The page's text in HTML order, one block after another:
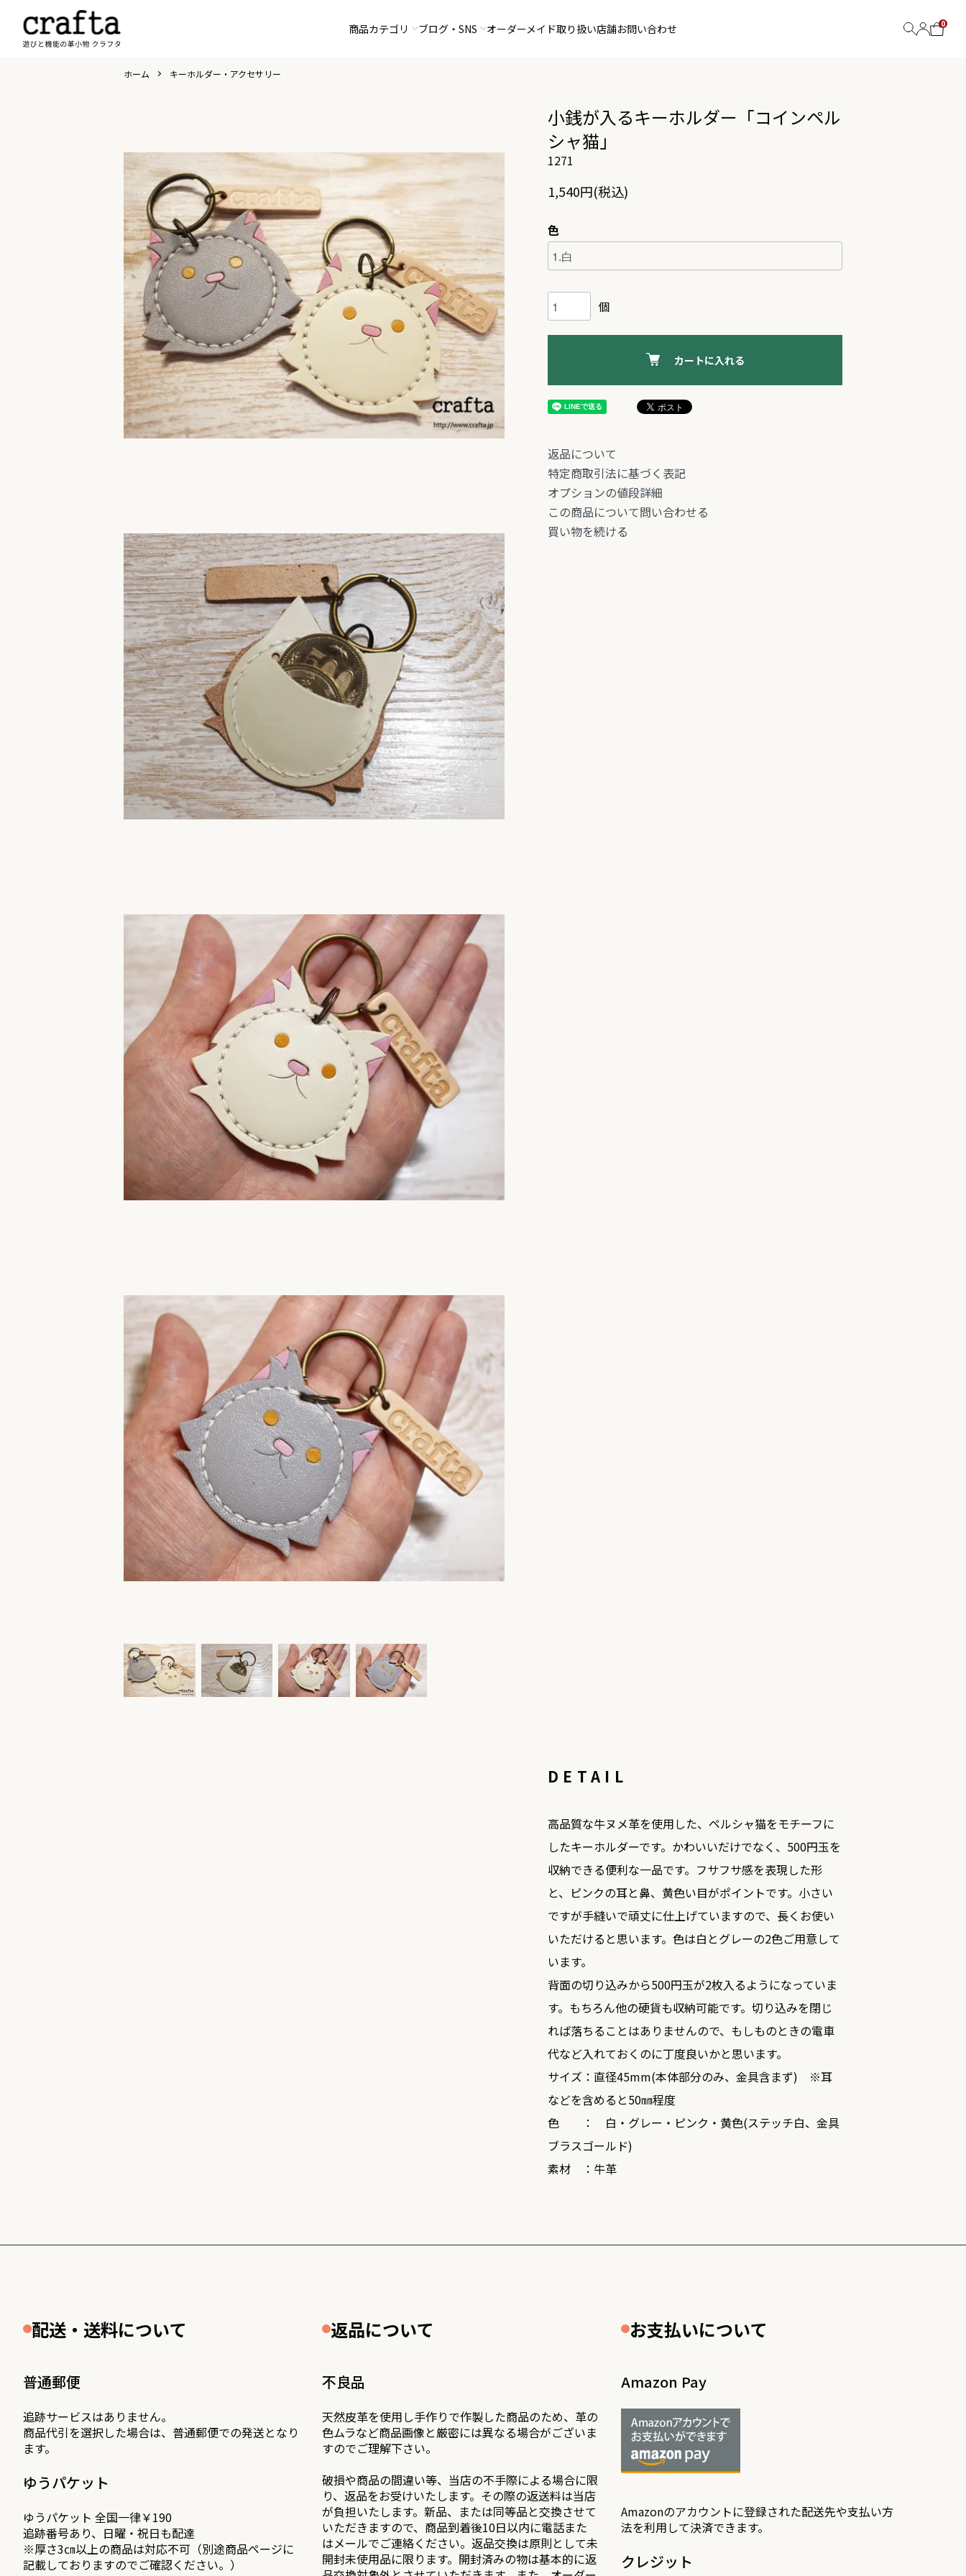
商品カテゴリ ブログ・SNS オーダーメイド取り扱い店舗お問い合わせ 0
ホーム キーホルダー・アクセサリー
小銭が入るキーホルダー「コインペル
シャ猫」
1271
1,540円(税込)
色
個
カートに入れる
返品について
特定商取引法に基づく表記
オプションの値段詳細
この商品について問い合わせる
買い物を続ける
DETAIL
高品質な牛ヌメ革を使用した、ペルシャ猫をモチーフに
したキーホルダーです。かわいいだけでなく、500円玉を
収納できる便利な一品です。フサフサ感を表現した形
と、ピンクの耳と鼻、黄色い目がポイントです。小さい
ですが手縫いで頑丈に仕上げていますので、長くお使い
いただけると思います。色は白とグレーの2色ご用意して
います。
背面の切り込みから500円玉が2枚入るようになっていま
す。もちろん他の硬貨も収納可能です。切り込みを閉じ
れば落ちることはありませんので、もしものときの電車
代など入れておくのに丁度良いかと思います。
サイズ：直径45mm(本体部分のみ、金具含まず) ※耳
などを含めると50㎜程度
色 ： 白・グレー・ピンク・黄色(ステッチ白、金具
ブラスゴールド)
素材 ：牛革
配送・送料について
普通郵便
追跡サービスはありません。
商品代引を選択した場合は、普通郵便での発送となり
ます。
ゆうパケット
ゆうパケット 全国一律￥190
追跡番号あり、日曜・祝日も配達
※厚さ3㎝以上の商品は対応不可（別途商品ページに
記載しておりますのでご確認ください。）
返品について
不良品
天然皮革を使用し手作りで作製した商品のため、革の
色ムラなど商品画像と厳密には異なる場合がございま
すのでご理解下さい。
破損や商品の間違い等、当店の不手際による場合に限
り、返品をお受けいたします。その際の返送料は当店
が負担いたします。新品、または同等品と交換させて
いただきますので、商品到着後10日以内に電話また
はメールでご連絡ください。返品交換は原則として未
開封未使用品に限ります。開封済みの物は基本的に返
お支払いについて
Amazon Pay
Amazonのアカウントに登録された配送先や支払い方
法を利用して決済できます。
クレジット